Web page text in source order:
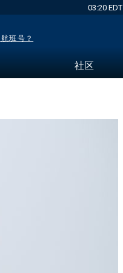
03:20 EDT
班号？
社区